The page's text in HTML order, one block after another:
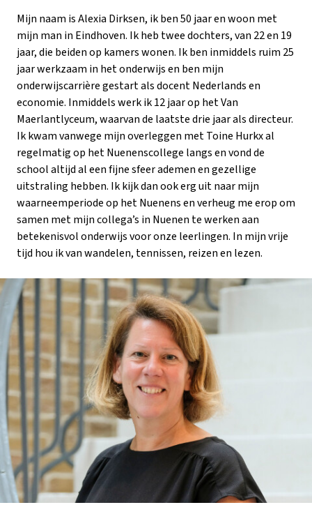
Mijn naam is Alexia Dirksen, ik ben 50 jaar en woon met
mijn man in Eindhoven. Ik heb twee dochters, van 22 en 19
jaar, die beiden op kamers wonen. Ik ben inmiddels ruim 25
jaar werkzaam in het onderwijs en ben mijn
onderwijscarrière gestart als docent Nederlands en
economie. Inmiddels werk ik 12 jaar op het Van
Maerlantlyceum, waarvan de laatste drie jaar als directeur.
Ik kwam vanwege mijn overleggen met Toine Hurkx al
regelmatig op het Nuenenscollege langs en vond de
school altijd al een fijne sfeer ademen en gezellige
uitstraling hebben. Ik kijk dan ook erg uit naar mijn
waarneemperiode op het Nuenens en verheug me erop om
samen met mijn collega’s in Nuenen te werken aan
betekenisvol onderwijs voor onze leerlingen. In mijn vrije
tijd hou ik van wandelen, tennissen, reizen en lezen.